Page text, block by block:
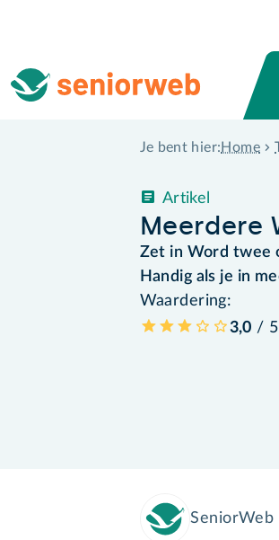
Je bent hier: Home
Meerdere
Artikel
Zet in Word twee
Handig als je in
Waardering:
3,0 /
SeniorWeb